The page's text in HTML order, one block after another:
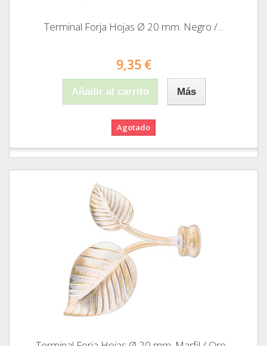
Terminal Forja Hojas Ø 20 mm. Negro /...
9,35 €
Añadir al carrito Más
Agotado